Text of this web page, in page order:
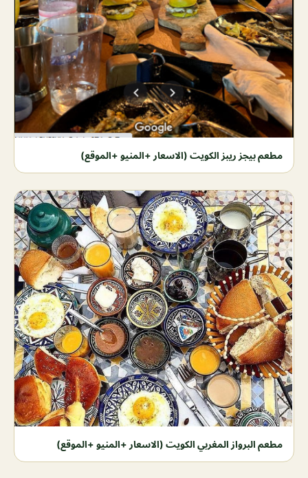
مطعم بيجز ريبز الكويت (الاسعار +المنيو +الموقع)
مطعم البرواز المغربي الكويت (الاسعار +المنيو +الموقع)